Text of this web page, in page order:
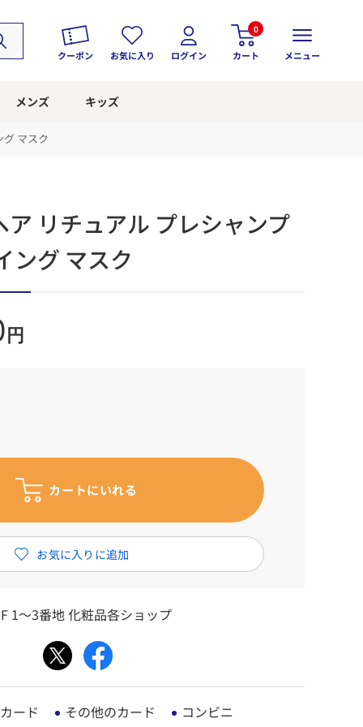
クーポン お気に入り ログイン
0
カート メニュー
メンズ キッズ
グ マスク
ア リチュアル プレシャンプ
ング マスク
円
1～3番地 化粧品各ショップ
ード その他のカード コンビニ